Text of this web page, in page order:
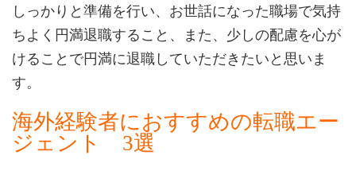
しっかりと準備を行い、お世話になった職場で気持
ちよく円満退職すること、また、少しの配慮を心が
けることで円満に退職していただきたいと思いま
す。
海外経験者におすすめの転職エー
ジェント 3選